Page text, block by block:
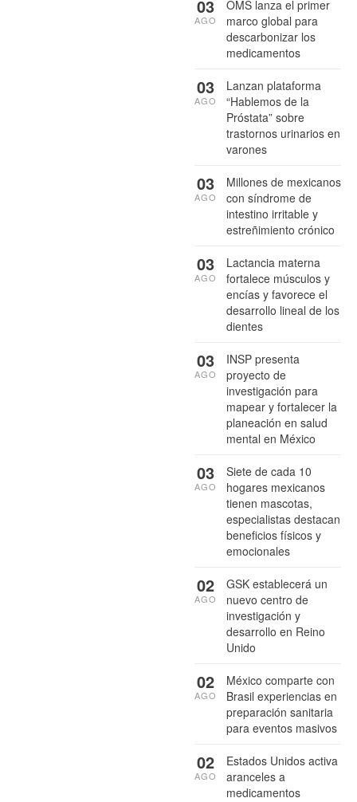
OMS lanza el primer
marco global para
descarbonizar los
medicamentos
03
AGO
Lanzan plataforma
“Hablemos de la
Próstata” sobre
trastornos urinarios en
varones
03
AGO
Millones de mexicanos
con síndrome de
intestino irritable y
estreñimiento crónico
03
AGO
Lactancia materna
fortalece músculos y
encías y favorece el
desarrollo lineal de los
dientes
03
AGO
INSP presenta
proyecto de
investigación para
mapear y fortalecer la
planeación en salud
mental en México
03
AGO
Siete de cada 10
hogares mexicanos
tienen mascotas,
especialistas destacan
beneficios físicos y
emocionales
03
AGO
GSK establecerá un
nuevo centro de
investigación y
desarrollo en Reino
Unido
02
AGO
México comparte con
Brasil experiencias en
preparación sanitaria
para eventos masivos
02
AGO
Estados Unidos activa
aranceles a
medicamentos
02
AGO